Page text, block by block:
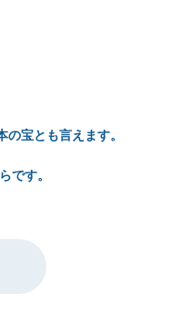
宝とも言えます。
です。